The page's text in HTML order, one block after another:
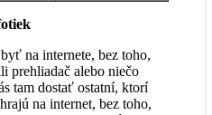
na internete, bez toho,
prehliadač alebo niečo
tam dostať ostatní, ktorí
na internet, bez toho,